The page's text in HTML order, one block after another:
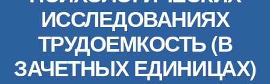
ИССЛЕДОВАНИЯХ
ТРУДОЕМКОСТЬ (В
ЗАЧЕТНЫХ ЕДИНИЦАХ)